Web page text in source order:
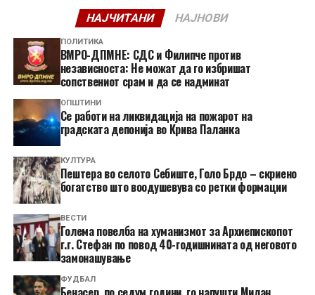
НАЈЧИТАНИ НАЈНОВИ
ПОЛИТИКА
ВМРО-ДПМНЕ: СДС и Филипче против
независноста: Не можат да го избришат
сопствениот срам и да се надминат
ОПШТИНИ
Се работи на ликвидација на пожарот на
градската депонија во Крива Паланка
КУЛТУРА
Пештера во селото Себиште, Голо Брдо – скриено
богатство што воодушевува со ретки формации
ВЕСТИ
Голема повелба на хуманизмот за Архиепископот
г.г. Стефан по повод 40-годишнината од неговото
замонашување
ФУДБАЛ